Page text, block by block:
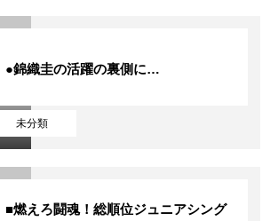
未分類
●錦織圭の活躍の裏側に…
■燃えろ闘魂！総順位ジュニアシング